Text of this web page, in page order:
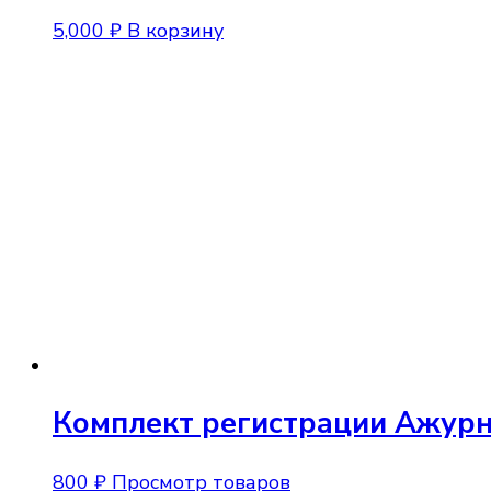
5,000 ₽ В корзину
Комплект регистрации
800 ₽ Просмотр товаров